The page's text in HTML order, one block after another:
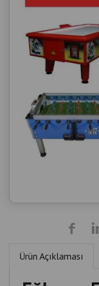
Ürün Açıklaması